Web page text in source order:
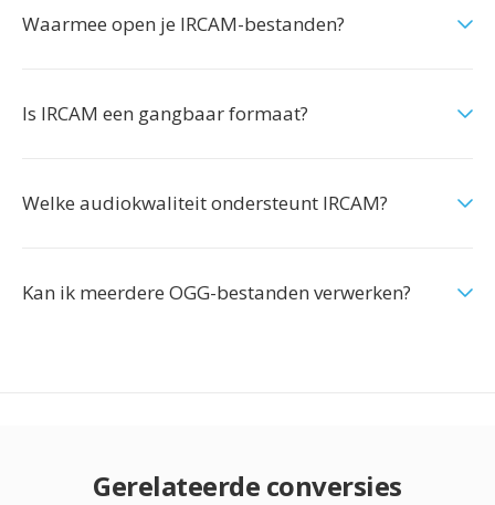
Waarmee open je IRCAM-bestanden?
Is IRCAM een gangbaar formaat?
Welke audiokwaliteit ondersteunt IRCAM?
Kan ik meerdere OGG-bestanden verwerken?
Gerelateerde conversies